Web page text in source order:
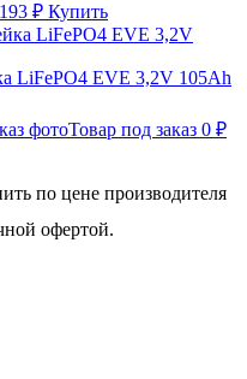
193 ₽ Купить
LiFePO4 EVE 3,2V 105Ah
Товар под заказ 0 ₽
по цене производителя
офертой.